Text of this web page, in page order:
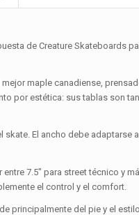
de Creature Skateboards
maple canadiense,
por estética: sus tablas son
El ancho debe adaptarse
7.5″ para street técnico y
el control y el comfort.
principalmente del pie y el